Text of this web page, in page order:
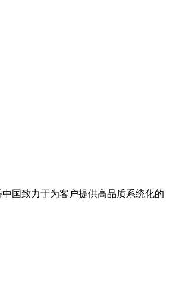
国致力于为客户提供高品质系统化的